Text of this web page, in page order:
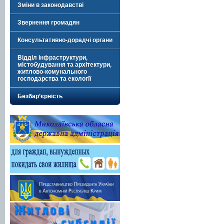
Зміни в законодавстві
Звернення громадян
Консультативно-дорадчі органи
Відділ інфраструктури,
містобудування та архітектури,
житлово-комунального
господарства та екології
Безбар’єрність